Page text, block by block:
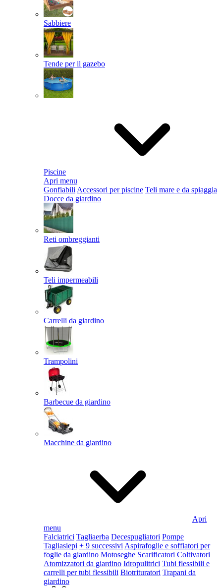
Sabbiere
Tende per il gazebo
Piscine
Apri menu
Gonfiabili Accessori per piscine Teli mare e da spiaggia
Docce da giardino
Reti ombreggianti
Teli impermeabili
Carrelli da giardino
Trampolini
Barbecue da giardino
Macchine da giardino
Apri
menu
Falciatrici Tagliaerba Decespugliatori Pompe
Tagliasiepi + 9 successivi Aspirafoglie e soffiatori per
foglie da giardino Motoseghe Scarificatori Coltivatori
Atomizzatori da giardino Idropulitrici Tubi flessibili e
carrelli per tubi flessibili Biotrituratori Trapani da
giardino